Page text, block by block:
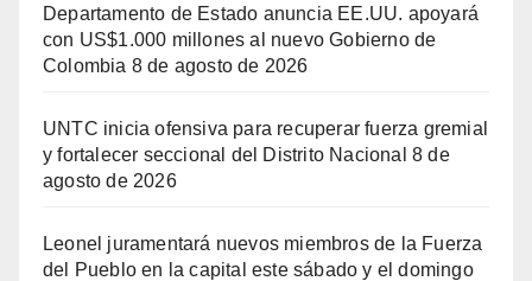
Departamento de Estado anuncia EE.UU. apoyará
con US$1.000 millones al nuevo Gobierno de
Colombia 8 de agosto de 2026
UNTC inicia ofensiva para recuperar fuerza gremial
y fortalecer seccional del Distrito Nacional 8 de
agosto de 2026
Leonel juramentará nuevos miembros de la Fuerza
del Pueblo en la capital este sábado y el domingo